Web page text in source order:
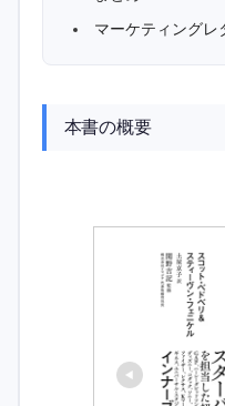
マーケティングレ
本書の概要